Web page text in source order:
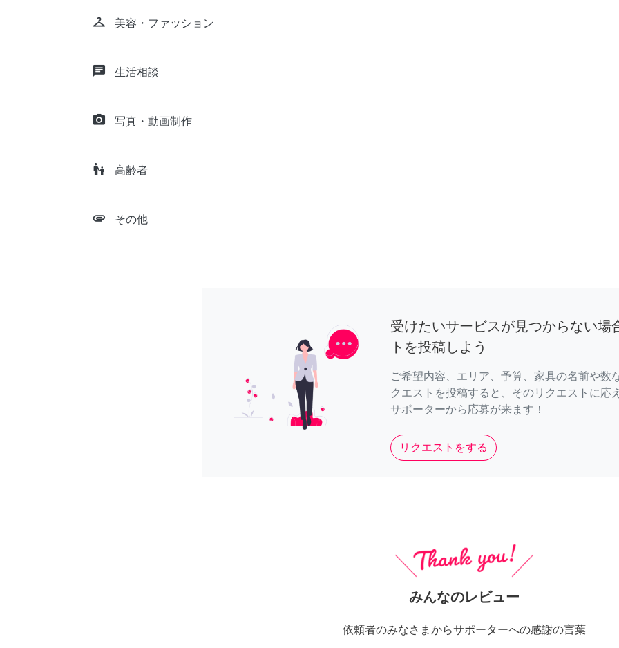
checkroom 美容・ファッション
chat 生活相談
camera_alt 写真・動画制作
escalator_warning 高齢者
attachment その他
受けたいサービスが見つからない場
トを投稿しよう
ご希望内容、エリア、予算、家具の名前や数
クエストを投稿すると、そのリクエストに応
サポーターから応募が来ます！
リクエストをする
みんなのレビュー
依頼者のみなさまからサポーターへの感謝の言葉